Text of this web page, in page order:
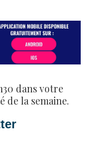
dans votre
de la semaine.